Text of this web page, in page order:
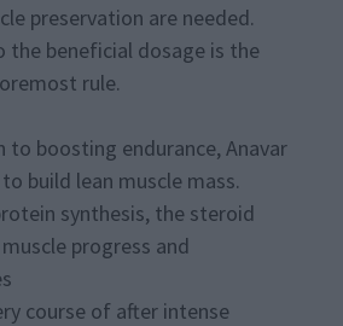
preservation are needed.
the beneficial dosage is the
rule.
to boosting endurance, Anavar
build lean muscle mass.
synthesis, the steroid
progress and
course of after intense